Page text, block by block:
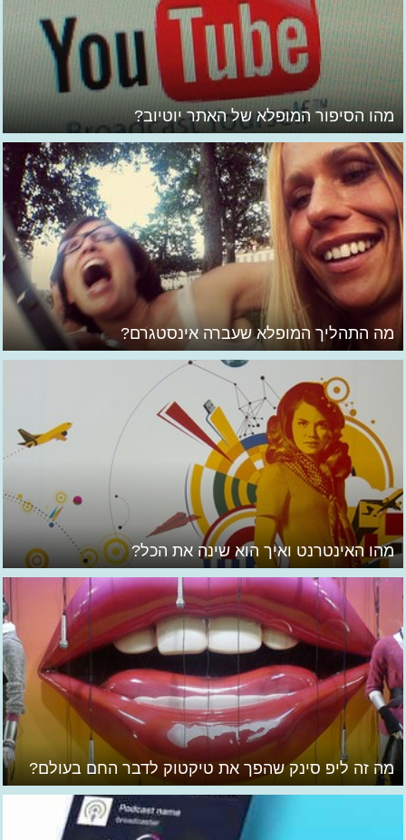
מהו הסיפור המופלא של האתר יוטיוב?
מה התהליך המופלא שעברה אינסטגרם?
מהו האינטרנט ואיך הוא שינה את הכל?
מה זה ליפ סינק שהפך את טיקטוק לדבר החם בעולם?